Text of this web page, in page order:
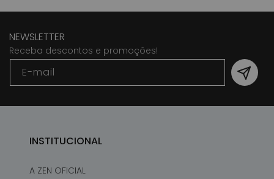
NEWSLETTER
Receba descontos e promoções!
E-mail
INSTITUCIONAL
A ZEN OFICIAL